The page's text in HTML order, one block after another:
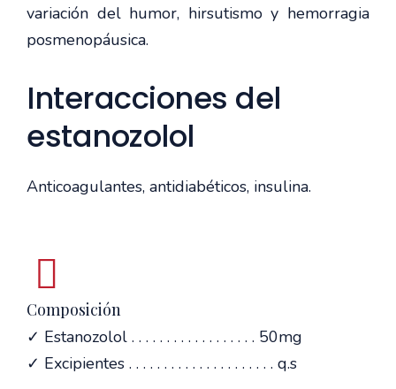
variación del humor, hirsutismo y hemorragia
posmenopáusica.
Interacciones del
estanozolol
Anticoagulantes, antidiabéticos, insulina.
Composición
✓ Estanozolol . . . . . . . . . . . . . . . . . . 50mg
✓ Excipientes . . . . . . . . . . . . . . . . . . . . . q.s